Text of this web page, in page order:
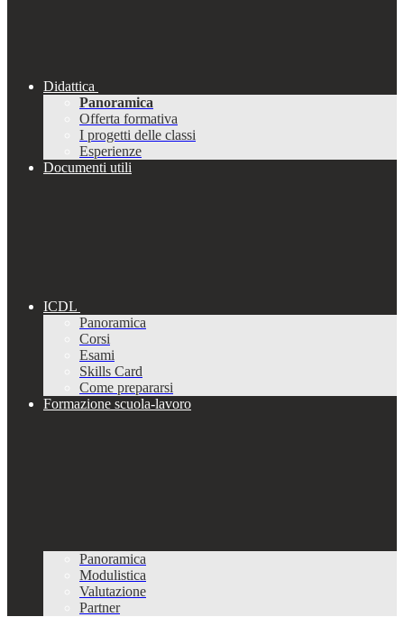
Didattica
Panoramica
Offerta formativa
I progetti delle classi
Esperienze
Documenti utili
ICDL
Panoramica
Corsi
Esami
Skills Card
Come prepararsi
Formazione scuola-lavoro
Panoramica
Modulistica
Valutazione
Partner